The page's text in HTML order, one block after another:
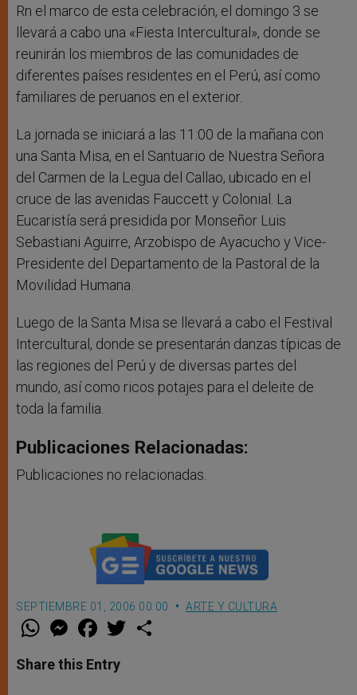
Rn el marco de esta celebración, el domingo 3 se
llevará a cabo una «Fiesta Intercultural», donde se
reunirán los miembros de las comunidades de
diferentes países residentes en el Perú, así como
familiares de peruanos en el exterior.
La jornada se iniciará a las 11:00 de la mañana con
una Santa Misa, en el Santuario de Nuestra Señora
del Carmen de la Legua del Callao, ubicado en el
cruce de las avenidas Fauccett y Colonial. La
Eucaristía será presidida por Monseñor Luis
Sebastiani Aguirre, Arzobispo de Ayacucho y Vice-
Presidente del Departamento de la Pastoral de la
Movilidad Humana.
Luego de la Santa Misa se llevará a cabo el Festival
Intercultural, donde se presentarán danzas típicas de
las regiones del Perú y de diversas partes del
mundo, así como ricos potajes para el deleite de
toda la familia.
Publicaciones Relacionadas:
Publicaciones no relacionadas.
SEPTIEMBRE 01, 2006 00:00 ARTE Y CULTURA
W
t
s
M
e
s
e
F
a
e
b
w
Share this Entry